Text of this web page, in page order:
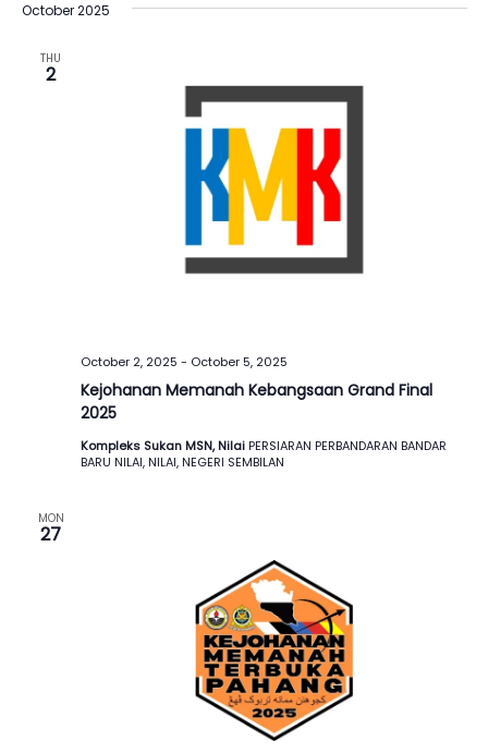
October 2025
THU
2
Kejohanan Memanah Kebangsaan Grand Final
2025
October 2, 2025 - October 5, 2025
Kompleks Sukan MSN, Nilai PERSIARAN PERBANDARAN BANDAR
BARU NILAI, NILAI, NEGERI SEMBILAN
MON
27